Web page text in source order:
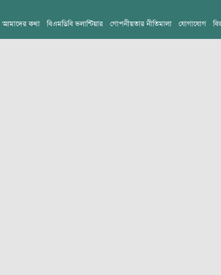
আমাদের কথা বিএমডিবি ভলান্টিয়ার গোপনীয়তার নীতিমালা যোগাযোগ